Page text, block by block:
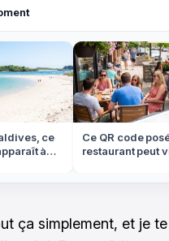
ce
à
Ce QR code posé
restaurant peut
ça simplement, et je